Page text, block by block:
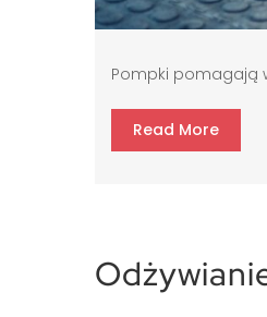
Pompki pomagają
Read More